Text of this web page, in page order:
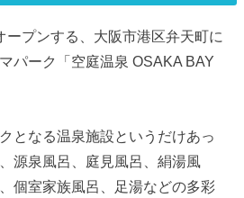
ープンする、大阪市港区弁天町に
パーク「空庭温泉 OSAKA BAY
となる温泉施設というだけあっ
源泉風呂、庭見風呂、絹湯風
個室家族風呂、足湯などの多彩